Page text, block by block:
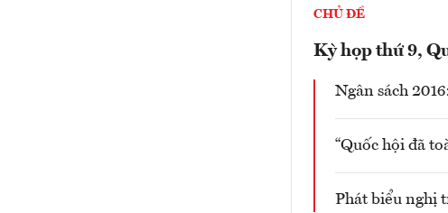
CHỦ ĐỀ
Kỳ họp thứ 9,
Ngân sách
“Quốc hội đã
Phát biểu nghị